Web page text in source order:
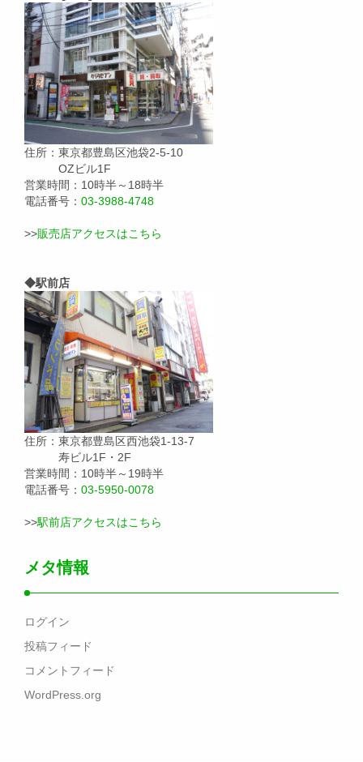
住所：東京都豊島区池袋2-5-10
OZビル1F
営業時間：10時半～18時半
電話番号： 03-3988-4748
>>販売店アクセスはこちら
◆駅前店
住所：東京都豊島区西池袋1-13-7
寿ビル1F・2F
営業時間：10時半～19時半
電話番号： 03-5950-0078
>>駅前店アクセスはこちら
メタ情報
ログイン
投稿フィード
コメントフィード
WordPress.org